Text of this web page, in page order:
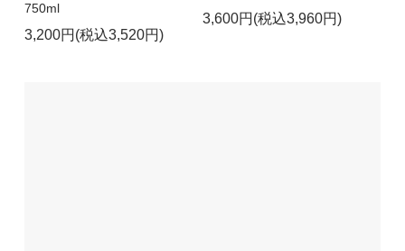
750ml
3,200円(税込3,520円)
3,600円(税込3,960円)